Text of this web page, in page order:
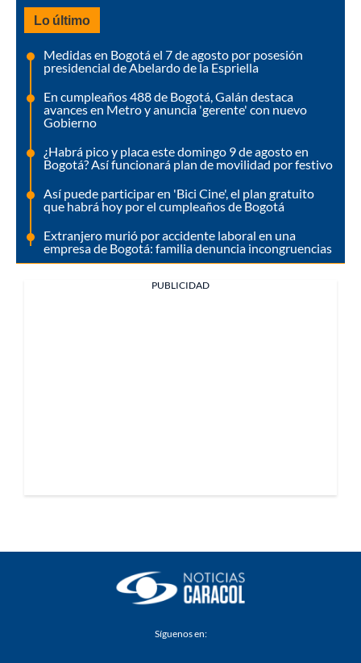
Lo último
Medidas en Bogotá el 7 de agosto por posesión
presidencial de Abelardo de la Espriella
En cumpleaños 488 de Bogotá, Galán destaca
avances en Metro y anuncia 'gerente' con nuevo
Gobierno
¿Habrá pico y placa este domingo 9 de agosto en
Bogotá? Así funcionará plan de movilidad por festivo
Así puede participar en 'Bici Cine', el plan gratuito
que habrá hoy por el cumpleaños de Bogotá
Extranjero murió por accidente laboral en una
empresa de Bogotá: familia denuncia incongruencias
PUBLICIDAD
Síguenos en: